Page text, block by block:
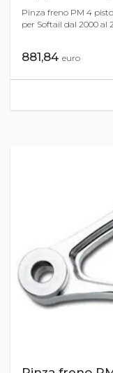
Pinza freno PM 4
per Softail dal 2000 al
881,84 euro